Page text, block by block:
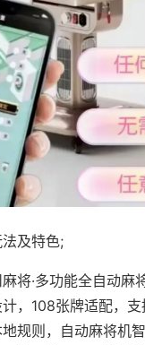
及特色;
麻将·多功能全自动麻
，108张牌适配，
规则，自动麻将机